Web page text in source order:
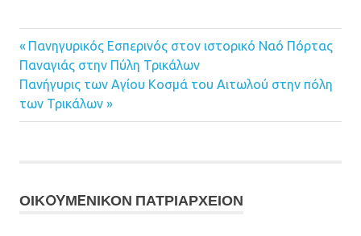
Πλοήγηση
άρθρων
Previous
Post:
Πανηγυρικός Εσπερινός στον ιστορικό Ναό Πόρτας
Παναγιάς στην Πύλη Τρικάλων
Next
Post:
Πανήγυρις των Αγίου Κοσμά του Αιτωλού στην πόλη
των Τρικάλων
ΟΙΚOYΜEΝΙΚΟΝ ΠΑΤΡΙΑΡΧΕΙΟΝ